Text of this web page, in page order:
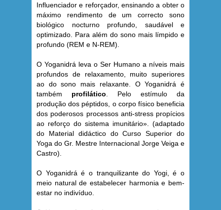
Influenciador e reforçador, ensinando a obter o
máximo rendimento de um correcto sono
biológico nocturno profundo, saudável e
optimizado. Para além do sono mais límpido e
profundo (REM e N-REM).
O Yoganidrá leva o Ser Humano a níveis mais
profundos de relaxamento, muito superiores
ao do sono mais relaxante. O Yoganidrá é
também profilático . Pelo estímulo da
produção dos péptidos, o corpo físico beneficia
dos poderosos processos anti-stress propícios
ao reforço do sistema imunitário». (adaptado
do Material didáctico do Curso Superior do
Yoga do Gr. Mestre Internacional Jorge Veiga e
Castro).
O Yoganidrá é o tranquilizante do Yogi, é o
meio natural de estabelecer harmonia e bem-
estar no indivíduo.